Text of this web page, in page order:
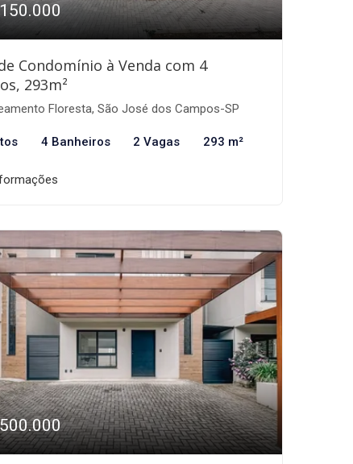
Condomínio à Venda com 4
293m²
Floresta, São José dos Campos-SP
4 Banheiros 2 Vagas 293 m²